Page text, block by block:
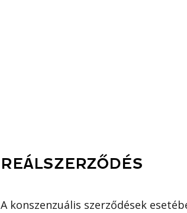
REÁLSZERZŐDÉS
A konszenzuális szerződések